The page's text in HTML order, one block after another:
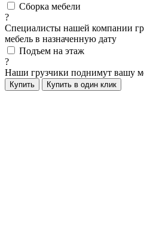
Сборка мебели
?
Специалисты нашей компании
мебель в назначенную дату
Подъем на этаж
?
Наши грузчики поднимут вашу
Купить Купить в один клик